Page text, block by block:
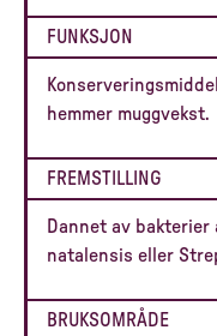
FUNKSJON
hemmer muggvekst.
FREMSTILLING
Dannet av bakterier
natalensis eller
BRUKSOMRÅDE